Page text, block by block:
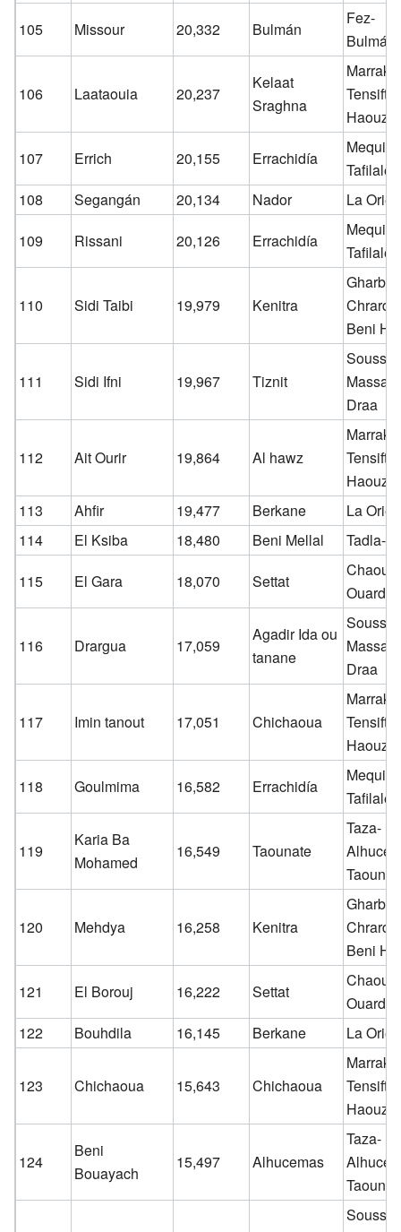
105
Missour 20,332 Bulmán
Fez-
Bulmán
106 Laataouia 20,237
Kelaat
Sraghna
Tensift-
Haouz
107
Errich 20,155 Errachidía
Tafilalet
108
Segangán 20,134 Nador
La
109
Rissani 20,126 Errachidía
Tafilalet
110 Sidi Taibi 19,979 Kenitra
Gharb-
Beni
111 Sidi Ifni 19,967 Tiznit
Souss-
Massa-
Draa
112 Ait Ourir 19,864 Al hawz
Tensift-
Haouz
113
Ahfir 19,477 Berkane
La
114
El Ksiba 18,480 Beni Mellal
Tadla-
115
El Gara 18,070 Settat
116 Drargua 17,059
Agadir Ida ou
tanane
Souss-
Massa-
Draa
117 Imin tanout 17,051 Chichaoua
Tensift-
Haouz
118
Goulmima 16,582 Errachidía
Tafilalet
119
Karia Ba
Mohamed
16,549 Taounate
Taza-
120 Mehdya 16,258 Kenitra
Gharb-
Beni
121
El Borouj 16,222 Settat
122
Bouhdila 16,145 Berkane La
123 Chichaoua 15,643 Chichaoua
Tensift-
Haouz
124
Beni
Bouayach
15,497 Alhucemas
Taza-
Souss-